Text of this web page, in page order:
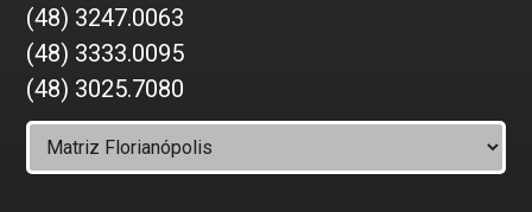
(48) 3247.0063
(48) 3333.0095
(48) 3025.7080